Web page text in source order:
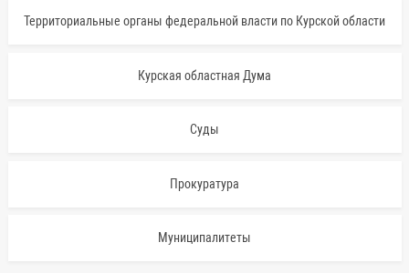
Территориальные органы федеральной власти по Курской области
Курская областная Дума
Суды
Прокуратура
Муниципалитеты